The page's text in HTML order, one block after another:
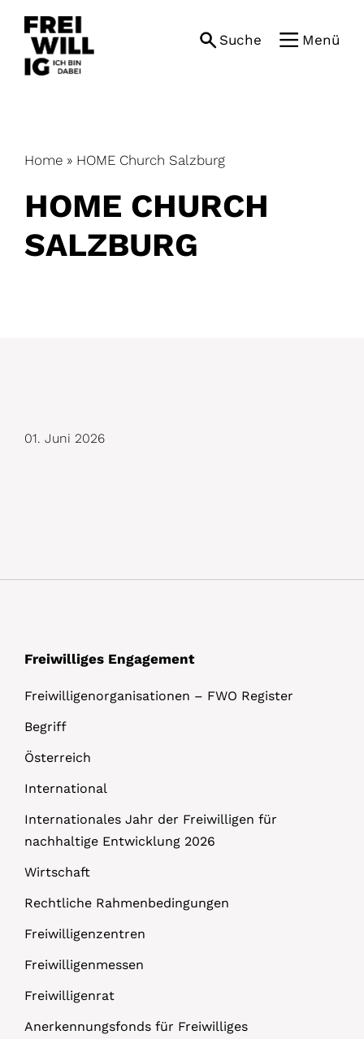
content
Suche Menü
Home » HOME Church Salzburg
HOME CHURCH
SALZBURG
D
01. Juni 2026
Freiwilliges Engagement
Freiwilligenorganisationen – FWO Register
Begriff
Österreich
International
Internationales Jahr der Freiwilligen für
nachhaltige Entwicklung 2026
Wirtschaft
Rechtliche Rahmenbedingungen
Freiwilligenzentren
Freiwilligenmessen
Freiwilligenrat
Anerkennungsfonds für Freiwilliges